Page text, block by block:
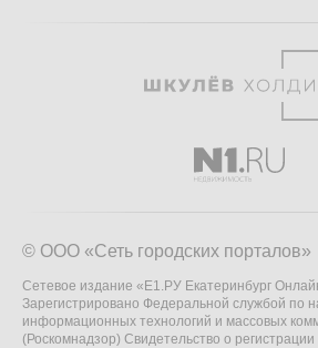
© ООО «Сеть городских порталов»
Сетевое издание «Е1.РУ Екатеринбург
Зарегистрировано Федеральной службой по
информационных технологий и массовых
(Роскомнадзор) Свидетельство о